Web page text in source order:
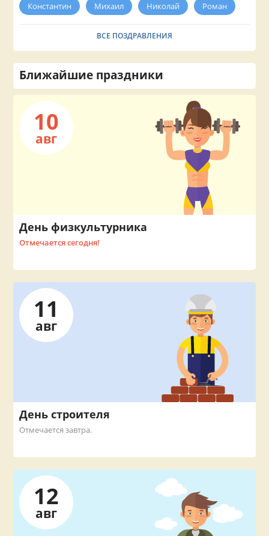
Константин Михаил Николай Роман
ВСЕ ПОЗДРАВЛЕНИЯ
Ближайшие праздники
10
авг
День физкультурника
Отмечается сегодня!
11
авг
День строителя
Отмечается завтра.
12
авг